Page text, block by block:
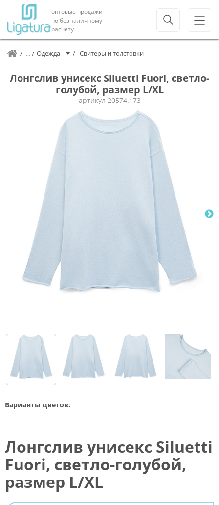
оптовые продажи
по безналичному
расчету
Одежда Свитеры и толстовки
Лонгслив унисекс Siluetti Fuori, светло-
голубой, размер L/XL
артикул 20574.173
Варианты цветов:
Лонгслив унисекс Siluetti
Fuori, светло-голубой,
размер L/XL